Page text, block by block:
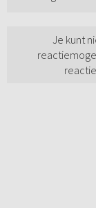
Je kunt